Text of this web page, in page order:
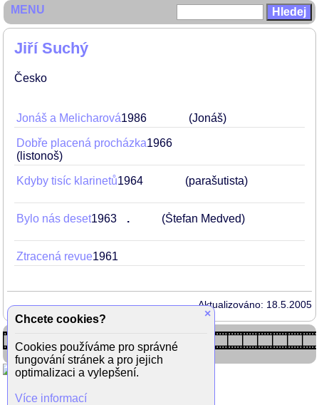
Jiří Suchý
Česko
Jonáš a Melicharová1986 (Jonáš)
Dobře placená procházka1966
(listonoš)
Kdyby tisíc klarinetů1964 (parašutista)
Bylo nás deset1963 . (Štefan Medved)
Ztracená revue1961
Aktualizováno: 18.5.2005
MENU
×
Chcete cookies?
Cookies používáme pro správné
fungování stránek a pro jejich
optimalizaci a vylepšení.
Více informací